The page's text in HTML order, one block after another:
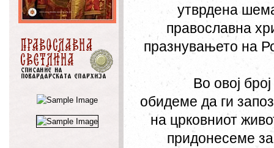
утврдена
православна
празнувањето на
Во овој број
обидеме да ги
на црковниот
придонесеме